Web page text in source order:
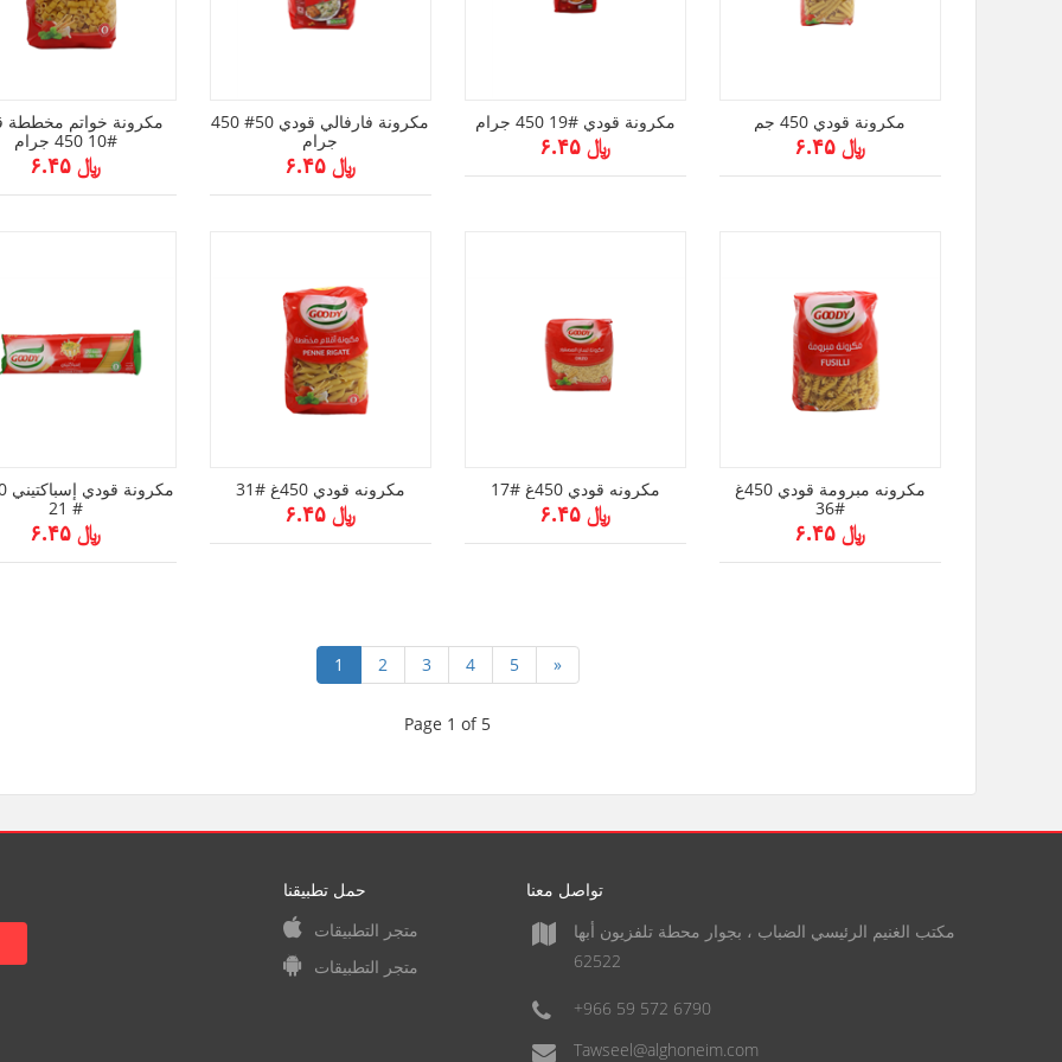
مكرونة خواتم مخططة
#10 450 جرام
﷼ ۶.۴۵
مكرونة فارفالي قودي 50# 450
جرام
﷼ ۶.۴۵
مكرونة قودي #19 450 جرام
﷼ ۶.۴۵
مكرونة قودي 450 جم
﷼ ۶.۴۵
# 21
﷼ ۶.۴۵
مكرونه قودي 450غ #31
﷼ ۶.۴۵
مكرونه قودي 450غ #17
﷼ ۶.۴۵
مكرونه مبرومة قودي 450غ
#36
﷼ ۶.۴۵
1 2 3 4 5 »
Page 1 of 5
حمل تطبيقنا
متجر التطبيقات
متجر التطبيقات
تواصل معنا
مكتب الغنيم الرئيسي الضباب ، بجوار محطة تلفزيون أبها
62522
+966 59 572 6790
Tawseel@alghoneim.com